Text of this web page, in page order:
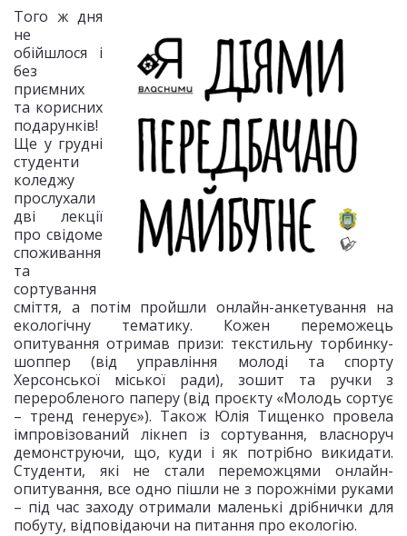
Того ж дня
не
обійшлося і
без
приємних
та корисних
подарунків!
Ще у грудні
студенти
коледжу
прослухали
дві лекції
про свідоме
споживання
та
сортування
сміття, а потім пройшли онлайн-анкетування на
екологічну тематику. Кожен переможець
опитування отримав призи: текстильну торбинку-
шоппер (від управління молоді та спорту
Херсонської міської ради), зошит та ручки з
переробленого паперу (від проєкту «Молодь сортує
– тренд генерує»). Також Юлія Тищенко провела
імпровізований лікнеп із сортування, власноруч
демонструючи, що, куди і як потрібно викидати.
Студенти, які не стали переможцями онлайн-
опитування, все одно пішли не з порожніми руками
– під час заходу отримали маленькі дрібнички для
побуту, відповідаючи на питання про екологію.